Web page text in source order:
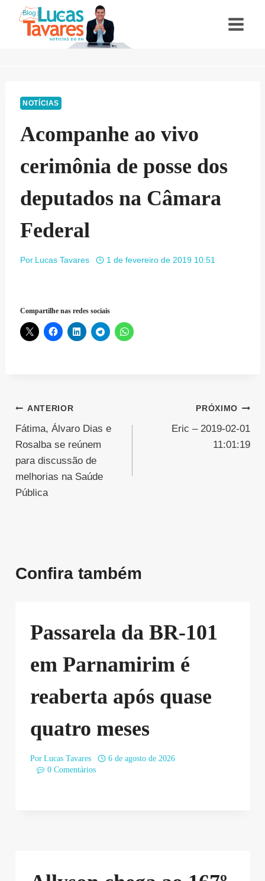
NOTÍCIAS
Acompanhe ao vivo
cerimônia de posse dos
deputados na Câmara
Federal
Por Lucas Tavares 1 de fevereiro de 2019 10:51
Compartilhe nas redes sociais
Navegação
de
Post
ANTERIOR
Fátima, Álvaro Dias e
Rosalba se reúnem
para discussão de
melhorias na Saúde
Pública
PRÓXIMO
Eric – 2019-02-01
11:01:19
Confira também
Passarela da BR-101
em Parnamirim é
reaberta após quase
quatro meses
Por Lucas Tavares
6 de agosto de 2026
0 Comentários